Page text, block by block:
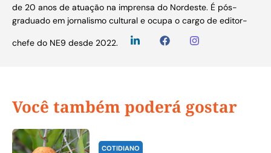
de 20 anos de atuação na imprensa do Nordeste. É pós-
graduado em jornalismo cultural e ocupa o cargo de editor-
chefe do NE9 desde 2022.
Você também poderá gostar
COTIDIANO